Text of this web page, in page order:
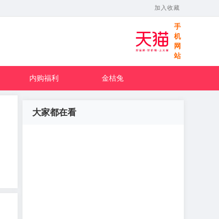
加入收藏
手
机
网
站
内购福利 金桔兔
大家都在看